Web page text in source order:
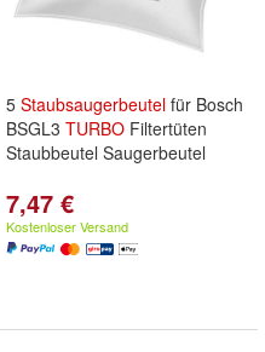
5 Staubsaugerbeutel für Bosch
BSGL3 TURBO Filtertüten
Staubbeutel Saugerbeutel
7,47 €
Kostenloser Versand